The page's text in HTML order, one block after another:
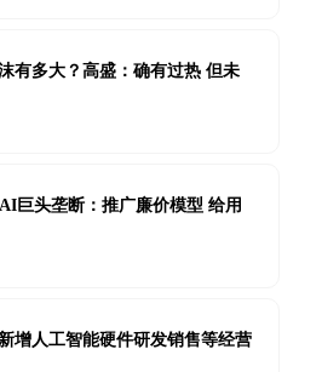
有多大？高盛：确有过热 但未
巨头垄断：推广廉价模型 给用
增人工智能硬件研发销售等经营